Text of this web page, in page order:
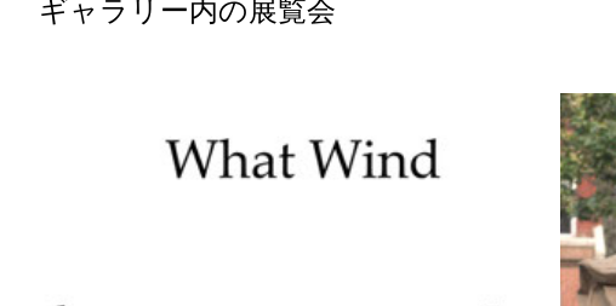
ギャラリー内の展覧会